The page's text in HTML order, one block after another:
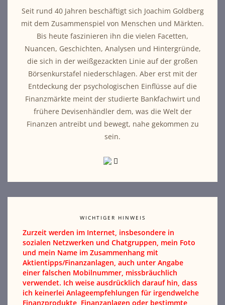
Seit rund 40 Jahren beschäftigt sich Joachim Goldberg
mit dem Zusammenspiel von Menschen und Märkten.
Bis heute faszinieren ihn die vielen Facetten,
Nuancen, Geschichten, Analysen und Hintergründe,
die sich in der weißgezackten Linie auf der großen
Börsenkurstafel niederschlagen. Aber erst mit der
Entdeckung der psychologischen Einflüsse auf die
Finanzmärkte meint der studierte Bankfachwirt und
frühere Devisenhändler dem, was die Welt der
Finanzen antreibt und bewegt, nahe gekommen zu
sein.
WICHTIGER HINWEIS
Zurzeit werden im Internet, insbesondere in
sozialen Netzwerken und Chatgruppen, mein Foto
und mein Name im Zusammenhang mit
Aktientipps/Finanzanlagen, auch unter Angabe
einer falschen Mobilnummer, missbräuchlich
verwendet. Ich weise ausdrücklich darauf hin, dass
ich keinerlei Anlageempfehlungen für irgendwelche
Finanzprodukte, Finanzanlagen oder bestimmte